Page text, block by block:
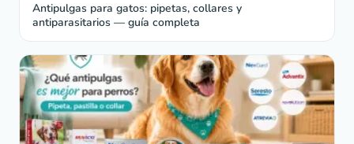
Antipulgas para gatos: pipetas, collares y
antiparasitarios — guía completa